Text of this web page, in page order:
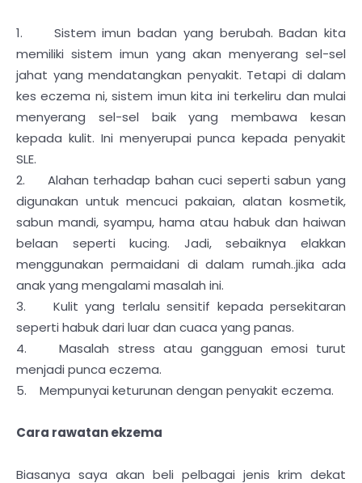
1. Sistem imun badan yang berubah. Badan kita
memiliki sistem imun yang akan menyerang sel-sel
jahat yang mendatangkan penyakit. Tetapi di dalam
kes eczema ni, sistem imun kita ini terkeliru dan mulai
menyerang sel-sel baik yang membawa kesan
kepada kulit. Ini menyerupai punca kepada penyakit
SLE.
2. Alahan terhadap bahan cuci seperti sabun yang
digunakan untuk mencuci pakaian, alatan kosmetik,
sabun mandi, syampu, hama atau habuk dan haiwan
belaan seperti kucing. Jadi, sebaiknya elakkan
menggunakan permaidani di dalam rumah..jika ada
anak yang mengalami masalah ini.
3. Kulit yang terlalu sensitif kepada persekitaran
seperti habuk dari luar dan cuaca yang panas.
4. Masalah stress atau gangguan emosi turut
menjadi punca eczema.
5. Mempunyai keturunan dengan penyakit eczema.
Cara rawatan ekzema
Biasanya saya akan beli pelbagai jenis krim dekat